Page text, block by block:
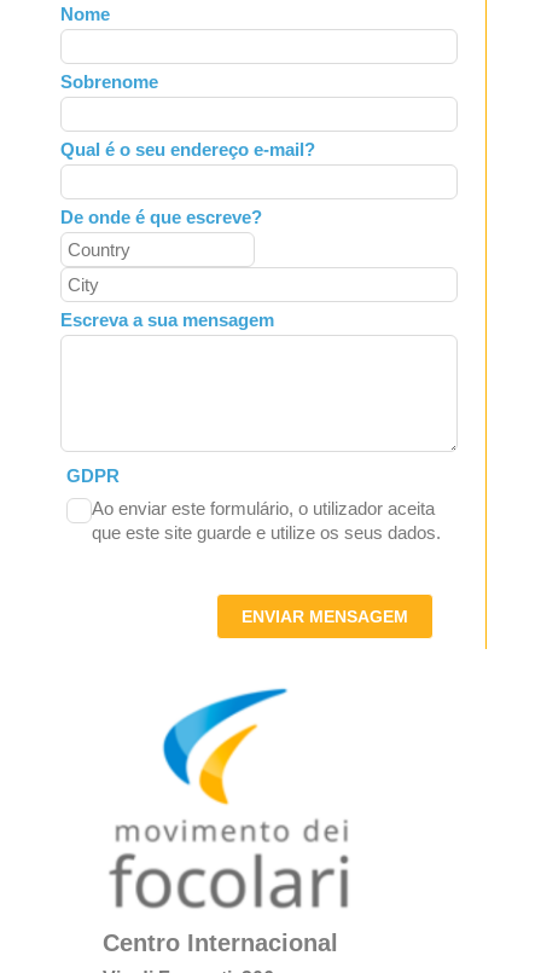
Leave
this
field
blank
Nome
Sobrenome
Qual é o seu endereço e-mail?
De onde é que escreve?
Escreva a sua mensagem
GDPR
Ao enviar este formulário, o utilizador aceita
que este site guarde e utilize os seus dados.
ENVIAR MENSAGEM
Centro Internacional